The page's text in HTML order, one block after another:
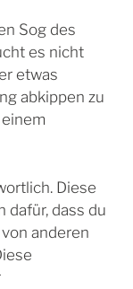
Sog des
es nicht
etwas
abkippen zu
Diese
dafür, dass du
anderen